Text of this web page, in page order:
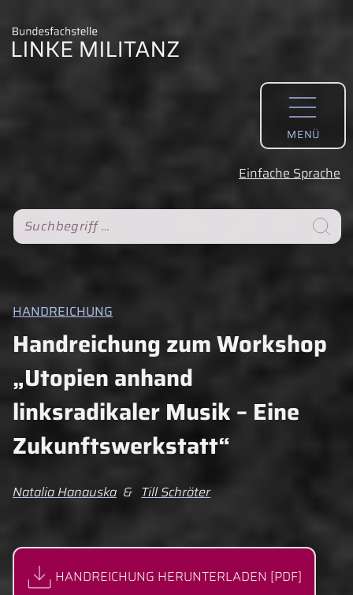
Einfache Sprache
MENÜ
Handreichung zum Workshop
„Utopien anhand
linksradikaler Musik – Eine
Zukunftswerkstatt“
PUBLIKATIONSFORM
WEITERE BEITRÄGE ZUM THEMA
HANDREICHUNG
Urheber:innen:
Natalia Hanauska & Till Schröter
HANDREICHUNG HERUNTERLADEN [PDF]